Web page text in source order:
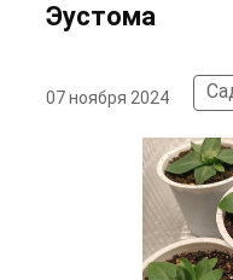
Эустома
07 ноября 2024